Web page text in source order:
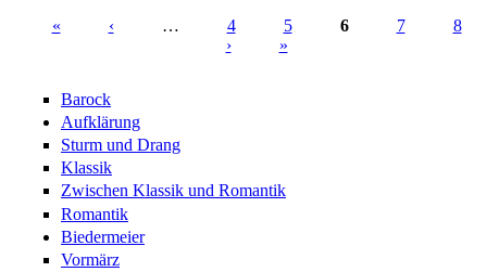
« ‹ … 4 5 6 7
8
›
»
Barock
Aufklärung
Sturm und Drang
Klassik
Zwischen Klassik und Romantik
Romantik
Biedermeier
Vormärz